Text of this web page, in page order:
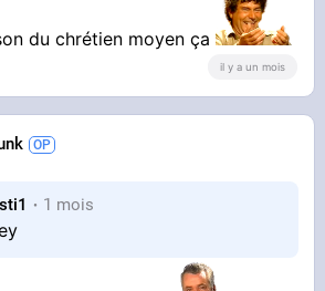
du chrétien moyen ça
il y a un mois
1 mois